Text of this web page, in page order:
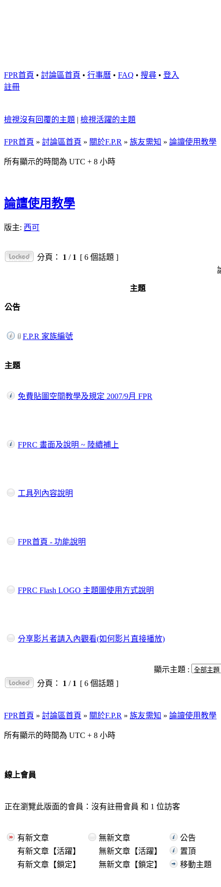
FPR首頁 • 討論區首頁 • 行事曆 • FAQ • 搜尋 • 登入
註冊
檢視沒有回覆的主題 | 檢視活躍的主題
FPR首頁 » 討論區首頁 » 關於F.P.R » 族友需知 » 論譠使用教學
所有顯示的時間為 UTC + 8 小時
論譠使用教學
版主: 西可
分頁： 1 / 1 [ 6 個話題 ]
主題
公告
F.P.R 家族編號
主題
免費貼圖空間教學及規定 2007/9月 FPR
FPRC 畫面及說明 ~ 陸續補上
工具列內容說明
FPR首頁 - 功能說明
FPRC Flash LOGO 主題圖使用方式說明
分享影片者請入內觀看(如何影片直接播放)
顯示主題 :
分頁： 1 / 1 [ 6 個話題 ]
FPR首頁 » 討論區首頁 » 關於F.P.R » 族友需知 » 論譠使用教學
所有顯示的時間為 UTC + 8 小時
線上會員
正在瀏覽此版面的會員：沒有註冊會員 和 1 位訪客
有新文章 無新文章
公告
有新文章【活躍】
無新文章【活躍】
置頂
有新文章【鎖定】
無新文章【鎖定】 移動主題